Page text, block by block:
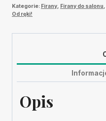
Kategorie: Firany, Firany do salonu,
Od ręki!
Opis